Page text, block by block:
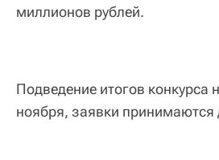
миллионов рублей.
Подведение итогов конкурса
ноября, заявки принимаются